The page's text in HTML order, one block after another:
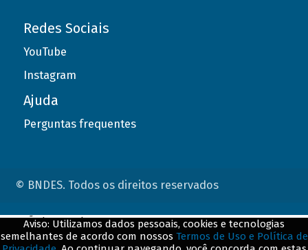
Redes Sociais
YouTube
Instagram
Ajuda
Perguntas frequentes
© BNDES. Todos os direitos reservados
Aviso: Utilizamos dados pessoais, cookies e tecnologias
semelhantes de acordo com nossos Termos de Uso e Política de
ConteÃºdo complementar
${title}${badge}